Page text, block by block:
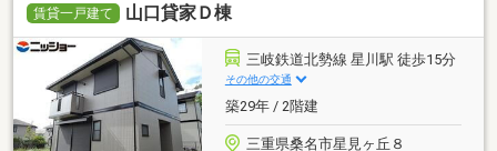
賃貸一戸建て 山口貸家Ｄ棟
三岐鉄道北勢線 星川駅 徒歩15分
その他の交通
築29年 / 2階建
三重県桑名市星見ヶ丘８